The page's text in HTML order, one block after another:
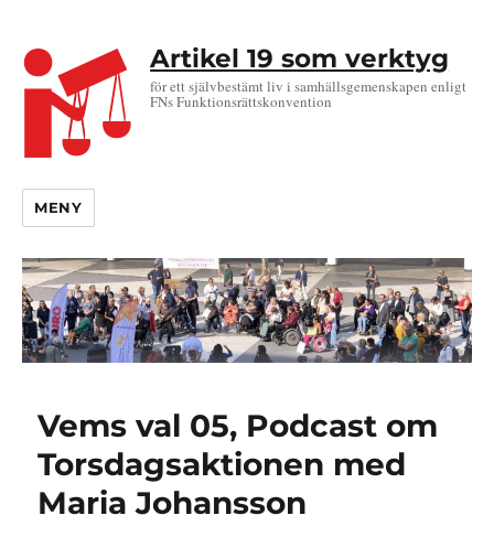
Artikel 19 som verktyg
för ett självbestämt liv i samhällsgemenskapen enligt
FNs Funktionsrättskonvention
MENY
Vems val 05, Podcast om
Torsdagsaktionen med
Maria Johansson